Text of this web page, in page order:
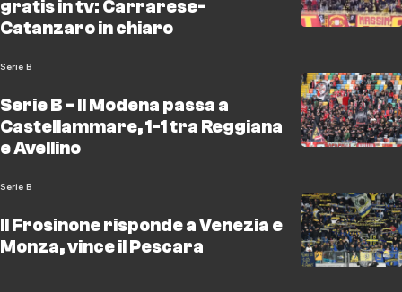
gratis in tv: Carrarese-
Catanzaro in chiaro
Serie B
Serie B - Il Modena passa a
Castellammare, 1-1 tra Reggiana
e Avellino
Serie B
Il Frosinone risponde a Venezia e
Monza, vince il Pescara